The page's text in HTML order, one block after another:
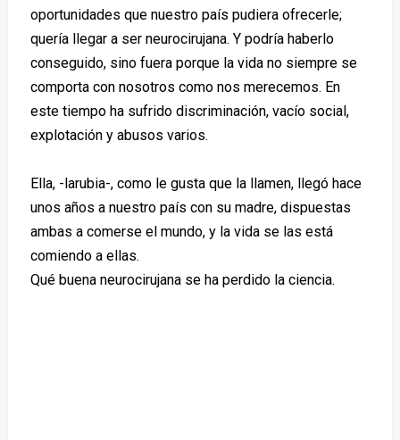
oportunidades que nuestro país pudiera ofrecerle;
quería llegar a ser neurocirujana. Y podría haberlo
conseguido, sino fuera porque la vida no siempre se
comporta con nosotros como nos merecemos. En
este tiempo ha sufrido discriminación, vacío social,
explotación y abusos varios.
Ella, -larubia-, como le gusta que la llamen, llegó hace
unos años a nuestro país con su madre, dispuestas
ambas a comerse el mundo, y la vida se las está
comiendo a ellas.
Qué buena neurocirujana se ha perdido la ciencia.